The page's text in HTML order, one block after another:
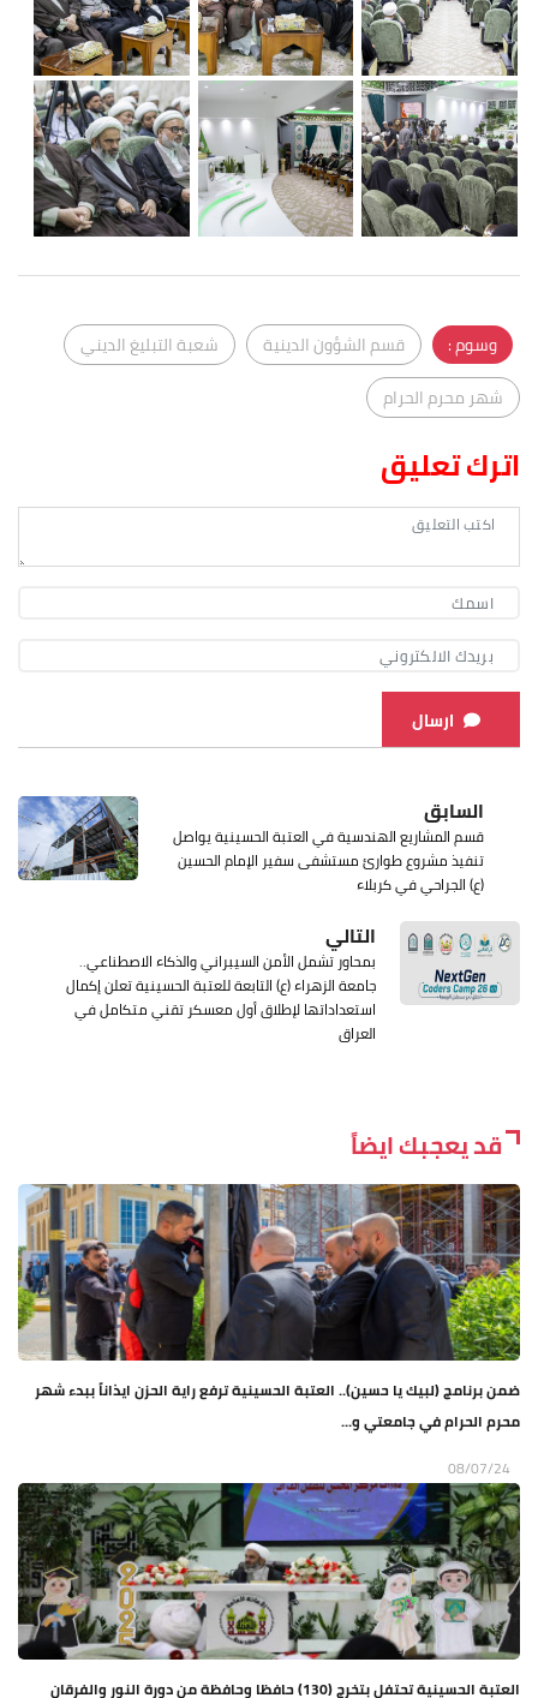
وسوم : قسم الشؤون الدينية
شعبة التبليغ الديني
شهر محرم الحرام
اترك تعليق
ارسال
السابق
قسم المشاريع الهندسية في العتبة الحسينية يواصل
تنفيذ مشروع طوارئ مستشفى سفير الإمام الحسين
(ع) الجراحي في كربلاء
التالي
بمحاور تشمل الأمن السيبراني والذكاء الاصطناعي..
جامعة الزهراء (ع) التابعة للعتبة الحسينية تعلن إكمال
استعداداتها لإطلاق أول معسكر تقني متكامل في
العراق
قد يعجبك ايضاً
ضمن برنامج (لبيك يا حسين).. العتبة الحسينية ترفع راية الحزن ايذاناً ببدء شهر
محرم الحرام في جامعتي و...
08/07/24
العتبة الحسينية تحتفل بتخرج (130) حافظا وحافظة من دورة النور والفرقان